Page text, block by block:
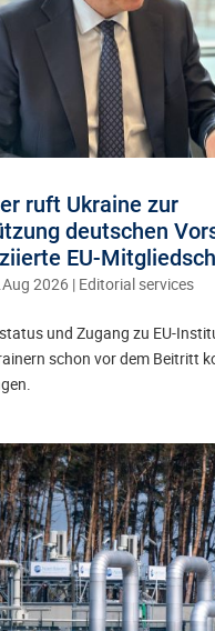
ruft Ukraine zur
deutschen
EU-
2026 | Editorial services
und Zugang zu EU-
schon vor dem Beitritt